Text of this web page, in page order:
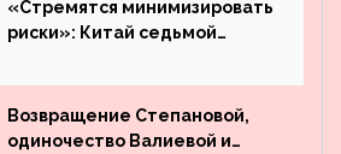
«Стремятся минимизировать
риски»: Китай седьмой
деньги из американского
госдолга
Возвращение Степановой,
одиночество Валиевой и